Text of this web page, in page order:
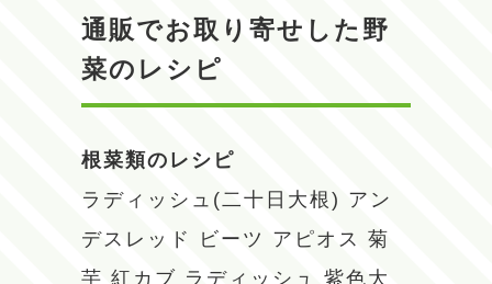
通販でお取り寄せした野
菜のレシピ
根菜類のレシピ
ラディッシュ(二十日大根) アン
デスレッド
ビーツ アピオス 菊
芋 紅カブ ラディッシュ 紫色大